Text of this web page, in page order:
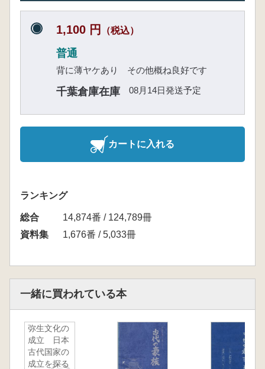
1,100 円 （税込）
普通
背に薄ヤケあり その他概ね良好です
千葉倉庫在庫 08月14日発送予定
カートに入れる
ランキング
総合
14,874番 / 124,789冊
資料集
1,676番 / 5,033冊
一緒に買われている本
弥生文化の
成立 日本
古代国家の
成立を探る